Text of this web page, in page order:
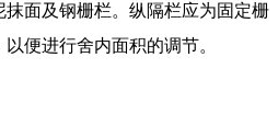
面及钢栅栏。纵隔栏应为固定栅
便进行舍内面积的调节。